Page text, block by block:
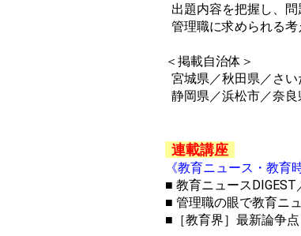
出題内容を把握し、
管理職に求められる考
＜掲載自治体＞
宮城県／秋田県／さ
静岡県／浜松市／奈
連載講座
《教育ニュース・教育
■ 教育ニュース
■ 管理職の眼で教育ニ
■［教育界］最新論争